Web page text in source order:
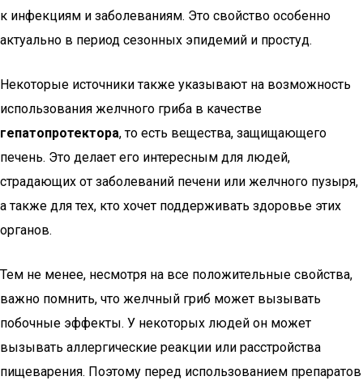
к инфекциям и заболеваниям. Это свойство особенно
актуально в период сезонных эпидемий и простуд.
Некоторые источники также указывают на возможность
использования желчного гриба в качестве
гепатопротектора, то есть вещества, защищающего
печень. Это делает его интересным для людей,
страдающих от заболеваний печени или желчного пузыря,
а также для тех, кто хочет поддерживать здоровье этих
органов.
Тем не менее, несмотря на все положительные свойства,
важно помнить, что желчный гриб может вызывать
побочные эффекты. У некоторых людей он может
вызывать аллергические реакции или расстройства
пищеварения. Поэтому перед использованием препаратов